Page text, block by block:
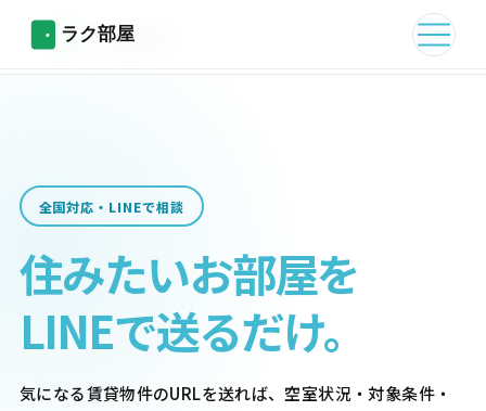
全国対応・LINEで相談
住みたいお部屋を
LINEで送るだけ。
気になる賃貸物件のURLを送れば、空室状況・対象条件・